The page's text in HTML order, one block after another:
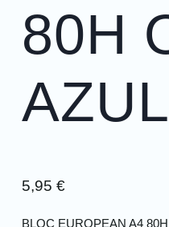
80H
AZUL
5,95€
BLOC EUROPEAN A4